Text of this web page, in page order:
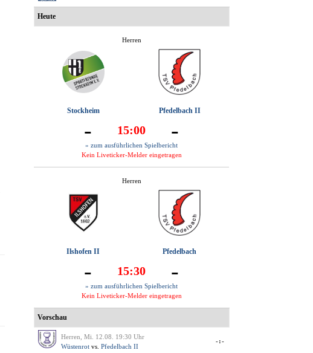
Heute
Herren
Stockheim Pfedelbach II
- 15:00 -
» zum ausführlichen Spielbericht
Kein Liveticker-Melder eingetragen
Herren
Ilshofen II Pfedelbach
- 15:30 -
» zum ausführlichen Spielbericht
Kein Liveticker-Melder eingetragen
Vorschau
Herren, Mi. 12.08. 19:30 Uhr
Wüstenrot vs. Pfedelbach II
-:-